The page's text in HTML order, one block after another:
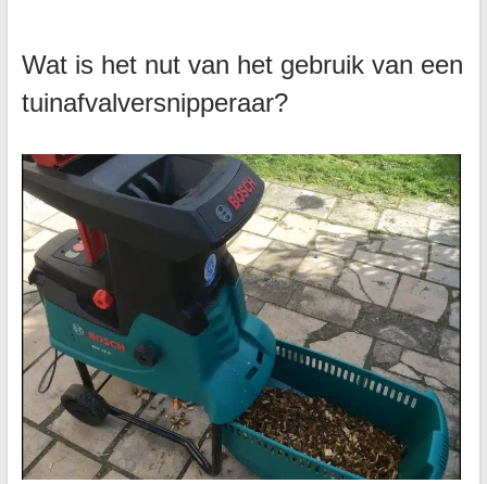
Wat is het nut van het gebruik van een
tuinafvalversnipperaar?